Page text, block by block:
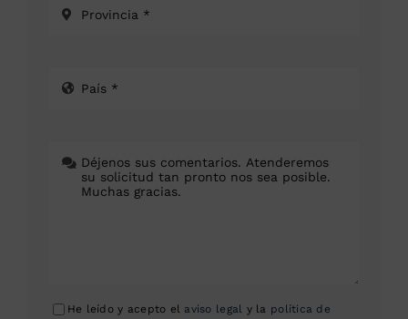
He leído y acepto el aviso legal y la política de